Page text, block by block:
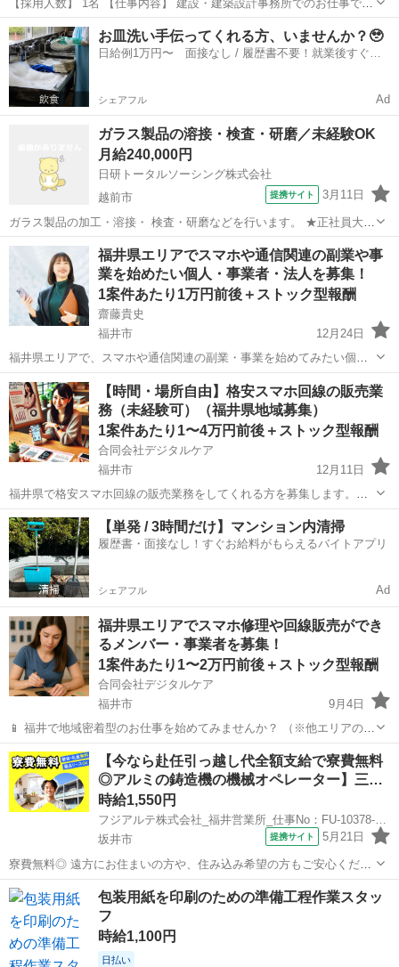
【採用人数】 1名 【仕事内容】 建設・建築設計事務所でのお仕事で
す。 ▽主に担当していただくお仕事はコチラ▽ ・商業施設、公共施設
の図面入力・修正 ・平面図、立面図、断面図の入力・修正 ・
JWCAD、アーキトレンドを主...
福井 福井市 福井駅 その他
お皿洗い手伝ってくれる方、いませんか？🥹
日給例1万円〜 面接なし / 履歴書不要！就業後すぐに
シェアフル Ad
ガラス製品の溶接・検査・研磨／未経験OK
月給240,000円
日研トータルソーシング株式会社
越前市
提携サイト 3月11日
ガラス製品の加工・溶接・ 検査・研磨などを行います。 ★正社員大募
集★当社の正社員として取引先企業で勤務するお仕事（無期雇用派
遣）になります。入寮者は寮費無料（規定有）のワンルーム寮をご用
意します！寮周辺にはスーパー・コン...
福井 越前市 その他
福井県エリアでスマホや通信関連の副業や事
業を始めたい個人・事業者・法人を募集！
1案件あたり1万円前後＋ストック型報酬
齋藤貴史
福井市
12月24日
福井県エリアで、スマホや通信関連の副業・事業を始めてみたい個
人・事業者・法人の方を募集しています。 （※他の地域の方もお気軽
にご相談ください） ⚫️ 働く場所や時間は自由！自宅やオフィスでのス
タートもOK 事業を始...
福井 福井市 その他 オンライン
【時間・場所自由】格安スマホ回線の販売業
務（未経験可）（福井県地域募集）
1案件あたり1〜4万円前後＋ストック型報酬
合同会社デジタルケア
福井市
12月11日
福井県で格安スマホ回線の販売業務をしてくれる方を募集します。
（他の地域の方はご相談ください。） 歩合制のお仕事なので、働く時
間・場所は自由とさせていただいております。 ノルマもないので、気
楽にやるのもよし、全力で...
福井 福井市 その他 時給
【単発 / 3時間だけ】マンション内清掃
履歴書・面接なし！すぐお給料がもらえるバイトアプリ
シェアフル Ad
福井県エリアでスマホ修理や回線販売ができ
るメンバー・事業者を募集！
1案件あたり1〜2万円前後＋ストック型報酬
合同会社デジタルケア
福井市
9月4日
📱 福井で地域密着型のお仕事を始めてみませんか？ （※他エリアの方
もお気軽にご相談ください。） ⏳ 時間や場所に縛られず、自宅でもス
タートOK！ 未経験の方でも、スマホ修理や通信関連のスキルを学べ
ます。 収益化の...
福井 福井市 その他 バッテリー
【今なら赴任引っ越し代全額支給で寮費無料
◎アルミの鋳造機の機械オペレーター】三…
時給1,550円
フジアルテ株式会社_福井営業所_仕事No：FU-10378-14-JP
坂井市
提携サイト 5月21日
寮費無料◎ 遠方にお住まいの方や、住み込み希望の方もご安心くださ
い！ えちぜん鉄道「三国神社駅」から徒歩で10分程度の場所に寮をご
用意しています☆ ご入寮希望の方は寮費無料でご案内いたします！ ※
規定有 ▼寮の一例 間...
福井 その他
包装用紙を印刷のための準備工程作業スタッ
フ
時給1,100円
日払い